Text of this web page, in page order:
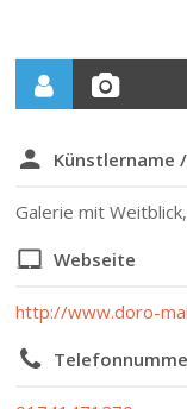
Künstlername
Galerie mit
Webseite
http://www.doro-